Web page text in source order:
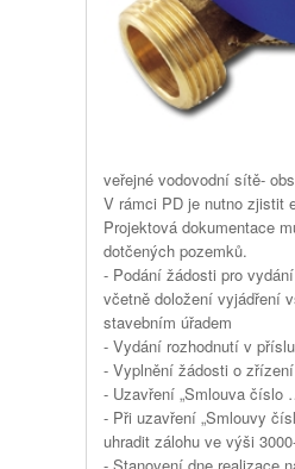
veřejné vodovodní sítě-
V rámci PD je nutno zjistit
Projektová dokumentace
dotčených pozemků.
- Podání žádosti pro
včetně doložení vyjádření
stavebním úřadem
- Vydání rozhodnutí v
- Vyplnění žádosti o
- Uzavření „Smlouva číslo
- Při uzavření „Smlouvy
uhradit zálohu ve výši